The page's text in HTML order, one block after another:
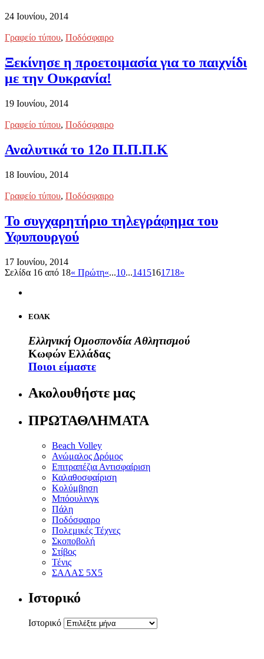
24 Ιουνίου, 2014
Γραφείο τύπου, Ποδόσφαιρο
Ξεκίνησε η προετοιμασία για το παιχνίδι
με την Ουκρανία!
19 Ιουνίου, 2014
Γραφείο τύπου, Ποδόσφαιρο
Αναλυτικά το 12ο Π.Π.Π.Κ
18 Ιουνίου, 2014
Γραφείο τύπου, Ποδόσφαιρο
Το συγχαρητήριο τηλεγράφημα του
Υφυπουργού
17 Ιουνίου, 2014
Σελίδα 16 από 18« Πρώτη«...10...1415161718»
ΕΟΑΚ
Ελληνική Ομοσπονδία Αθλητισμού
Κωφών Ελλάδας
Ποιοι είμαστε
Ακολουθήστε μας
ΠΡΩΤΑΘΛΗΜΑΤΑ
Beach Volley
Ανώμαλος Δρόμος
Επιτραπέζια Αντισφαίριση
Καλαθοσφαίριση
Κολύμβηση
Μπόουλινγκ
Πάλη
Ποδόσφαιρο
Πολεμικές Τέχνες
Σκοποβολή
Στίβος
Τένις
ΣΑΛΑΣ 5Χ5
Ιστορικό
Ιστορικό